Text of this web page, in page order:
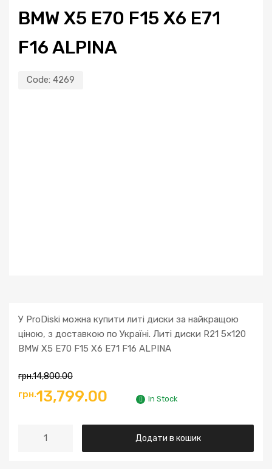
BMW X5 E70 F15 X6 E71
F16 ALPINA
Code: 4269
У ProDiski можна купити литі диски за найкращою
ціною, з доставкою по Україні. Литі диски R21 5×120
BMW X5 E70 F15 X6 E71 F16 ALPINA
грн.14,800.00
грн.13,799.00 In Stock
Додати в кошик